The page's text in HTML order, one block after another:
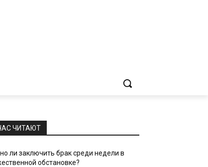
ЧИТАЮТ
ли заключить брак среди недели в
обстановке?